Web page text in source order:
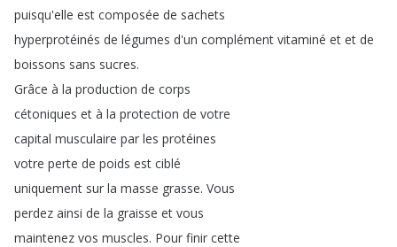
puisqu'elle est composée de sachets
hyperprotéinés de légumes d'un complément vitaminé et et de
boissons sans sucres.
Grâce à la production de corps
cétoniques et à la protection de votre
capital musculaire par les protéines
votre perte de poids est ciblé
uniquement sur la masse grasse. Vous
perdez ainsi de la graisse et vous
maintenez vos muscles. Pour finir cette